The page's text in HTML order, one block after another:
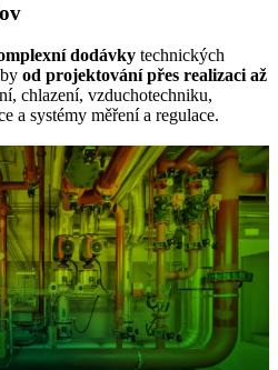
dodávky technických
od projektování přes realizaci až
chlazení, vzduchotechniku,
a systémy měření a regulace.